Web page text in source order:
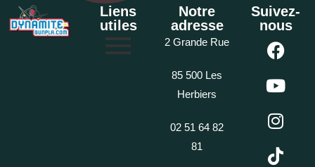
Liens
utiles
Notre
adresse
2 Grande Rue
85 500 Les
Herbiers
02 51 64 82
81
Suivez-
nous